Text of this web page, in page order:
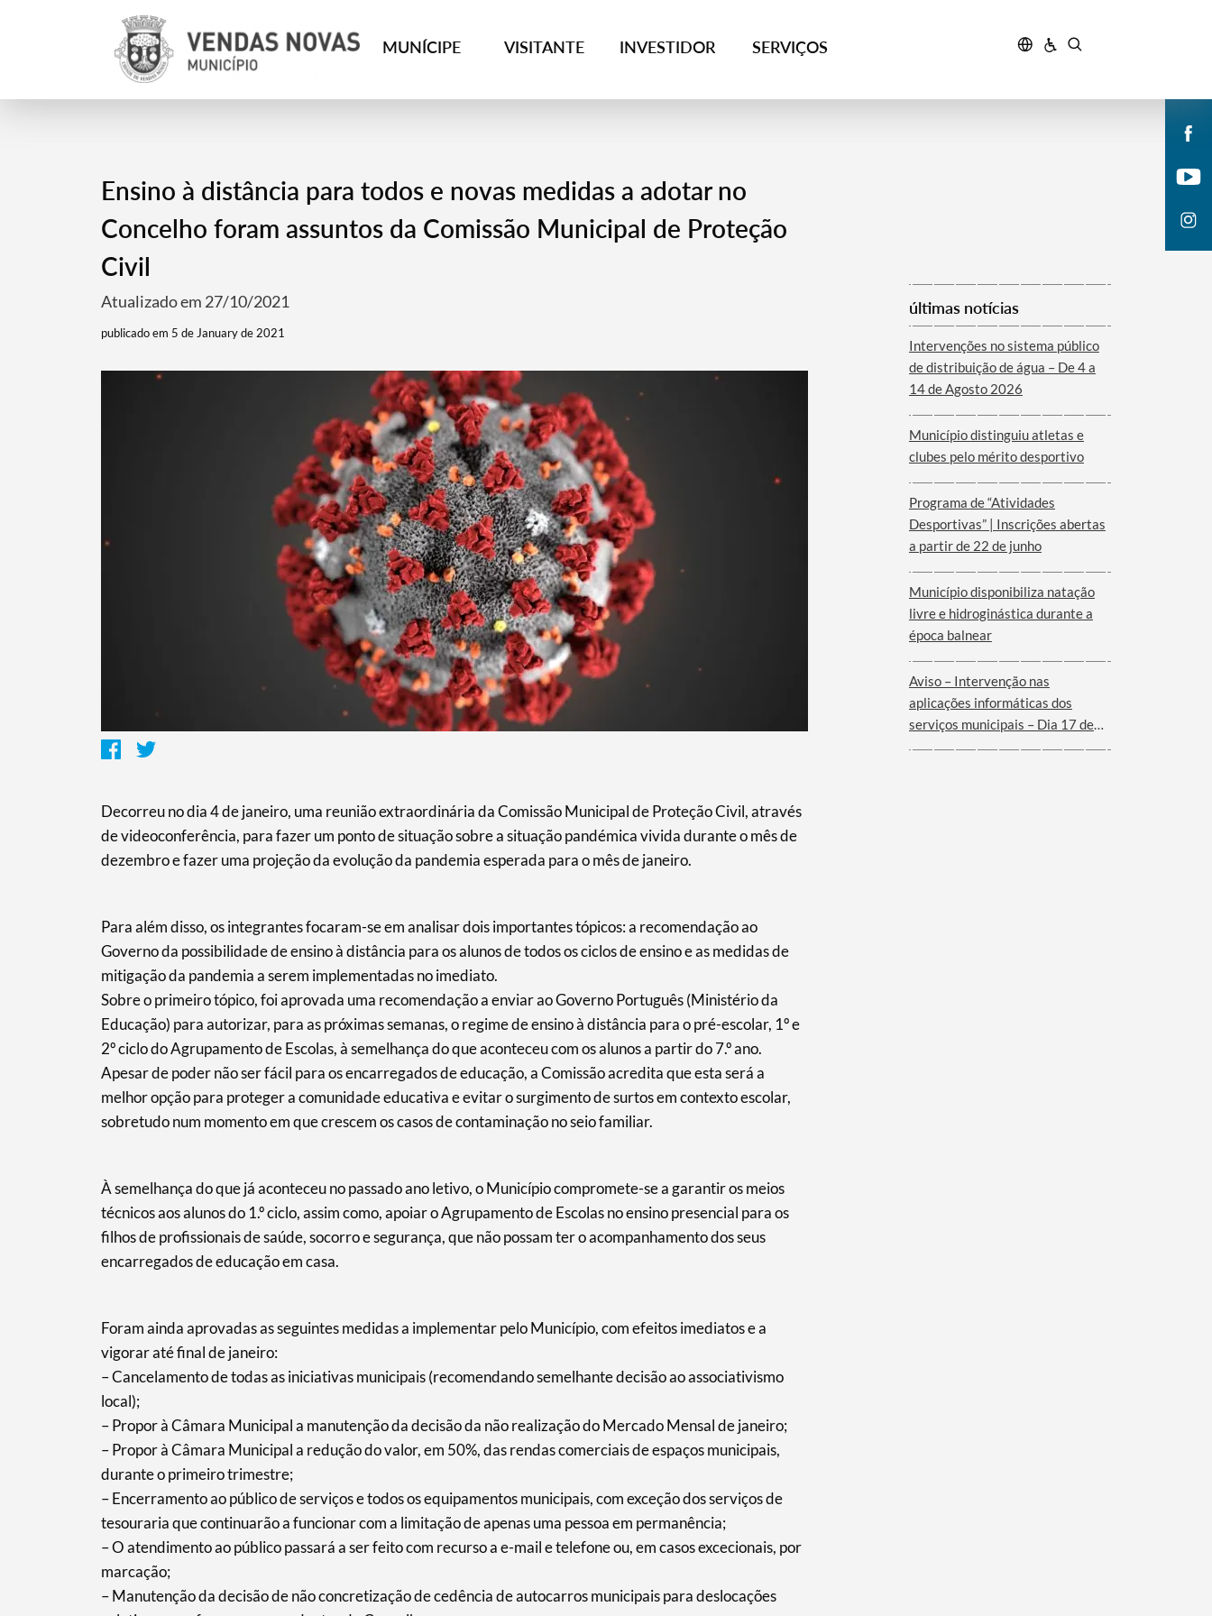
MUNÍCIPE VISITANTE INVESTIDOR SERVIÇOS
Termo de Pesquisa
Categorias gerais
Filtros
Ensino à distância para todos e novas medidas a adotar no
Concelho foram assuntos da Comissão Municipal de Proteção
Civil
Atualizado em 27/10/2021
publicado em 5 de January de 2021
Decorreu no dia 4 de janeiro, uma reunião extraordinária da Comissão Municipal de Proteção Civil, através
de videoconferência, para fazer um ponto de situação sobre a situação pandémica vivida durante o mês de
dezembro e fazer uma projeção da evolução da pandemia esperada para o mês de janeiro.
Para além disso, os integrantes focaram-se em analisar dois importantes tópicos: a recomendação ao
Governo da possibilidade de ensino à distância para os alunos de todos os ciclos de ensino e as medidas de
mitigação da pandemia a serem implementadas no imediato.
Sobre o primeiro tópico, foi aprovada uma recomendação a enviar ao Governo Português (Ministério da
Educação) para autorizar, para as próximas semanas, o regime de ensino à distância para o pré-escolar, 1º e
2º ciclo do Agrupamento de Escolas, à semelhança do que aconteceu com os alunos a partir do 7.º ano.
Apesar de poder não ser fácil para os encarregados de educação, a Comissão acredita que esta será a
melhor opção para proteger a comunidade educativa e evitar o surgimento de surtos em contexto escolar,
sobretudo num momento em que crescem os casos de contaminação no seio familiar.
À semelhança do que já aconteceu no passado ano letivo, o Município compromete-se a garantir os meios
técnicos aos alunos do 1.º ciclo, assim como, apoiar o Agrupamento de Escolas no ensino presencial para os
filhos de profissionais de saúde, socorro e segurança, que não possam ter o acompanhamento dos seus
encarregados de educação em casa.
Foram ainda aprovadas as seguintes medidas a implementar pelo Município, com efeitos imediatos e a
vigorar até final de janeiro:
– Cancelamento de todas as iniciativas municipais (recomendando semelhante decisão ao associativismo
local);
– Propor à Câmara Municipal a manutenção da decisão da não realização do Mercado Mensal de janeiro;
– Propor à Câmara Municipal a redução do valor, em 50%, das rendas comerciais de espaços municipais,
durante o primeiro trimestre;
– Encerramento ao público de serviços e todos os equipamentos municipais, com exceção dos serviços de
tesouraria que continuarão a funcionar com a limitação de apenas uma pessoa em permanência;
– O atendimento ao público passará a ser feito com recurso a e-mail e telefone ou, em casos excecionais, por
marcação;
– Manutenção da decisão de não concretização de cedência de autocarros municipais para deslocações
últimas notícias
Intervenções no sistema público
de distribuição de água – De 4 a
14 de Agosto 2026
Município distinguiu atletas e
clubes pelo mérito desportivo
Programa de “Atividades
Desportivas” | Inscrições abertas
a partir de 22 de junho
Município disponibiliza natação
livre e hidroginástica durante a
época balnear
Aviso – Intervenção nas
aplicações informáticas dos
serviços municipais – Dia 17 de
Junho de 2026